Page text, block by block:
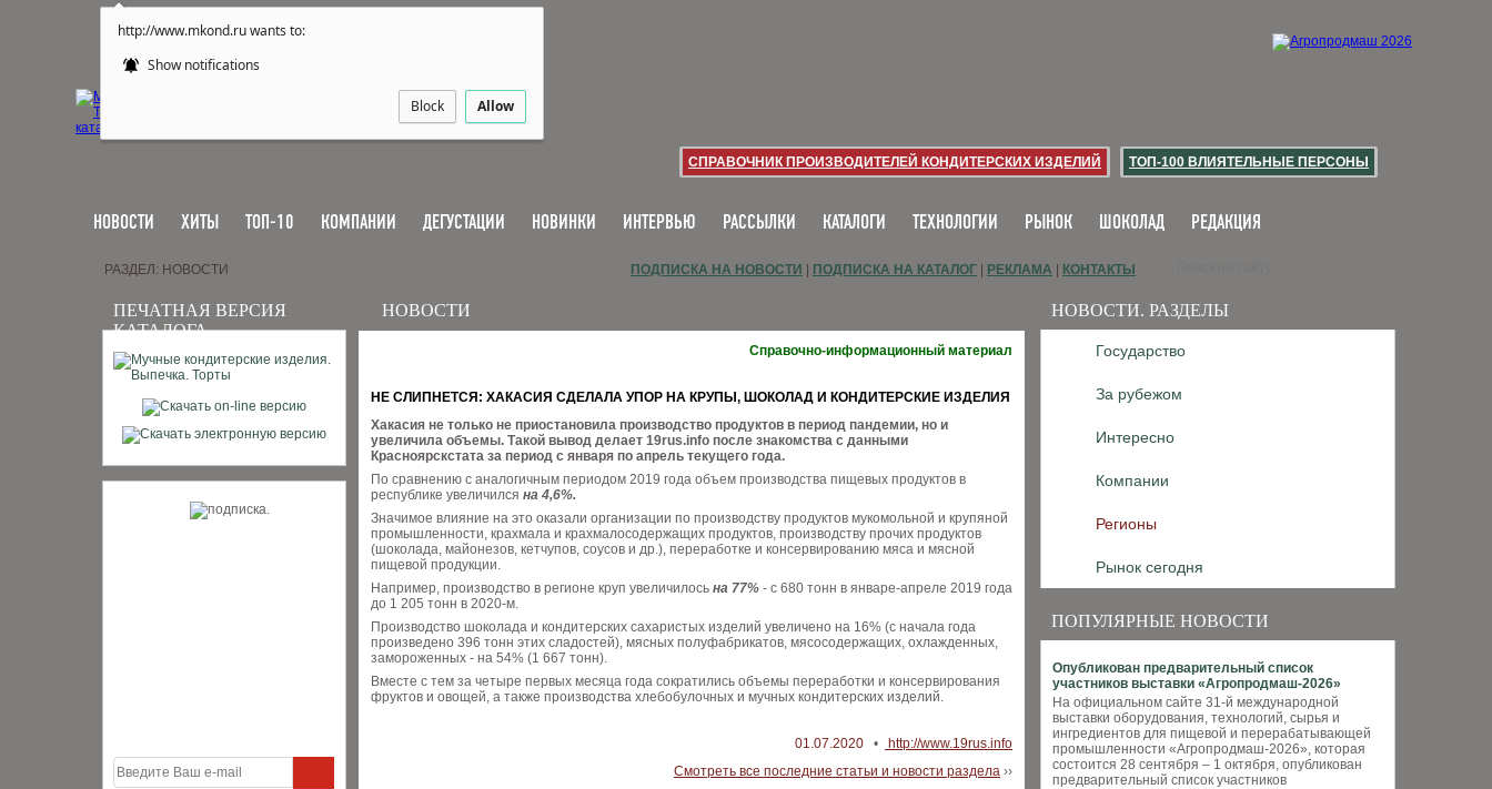
http://www.mkond.ru wants to:
Show notifications
Block Allow
СПРАВОЧНИК ПРОИЗВОДИТЕЛЕЙ КОНДИТЕРСКИХ ИЗДЕЛИЙ ТОП-100 ВЛИЯТЕЛЬНЫЕ ПЕРСОНЫ
НОВОСТИ ХИТЫ ТОП-10 КОМПАНИИ ДЕГУСТАЦИИ НОВИНКИ ИНТЕРВЬЮ РАССЫЛКИ КАТАЛОГИ ТЕХНОЛОГИИ РЫНОК ШОКОЛАД РЕДАКЦИЯ
ПЕЧАТНАЯ ВЕРСИЯ
КАТАЛОГА
НОВОСТИ. РАЗДЕЛЫ
Государство
За рубежом
Интересно
Компании
Регионы
Рынок сегодня
ПОПУЛЯРНЫЕ НОВОСТИ
Опубликован предварительный список
участников выставки «Агропродмаш-2026»
На официальном сайте 31-й международной
выставки оборудования, технологий, сырья и
ингредиентов для пищевой и перерабатывающей
промышленности «Агропродмаш-2026», которая
состоится 28 сентября – 1 октября, опубликован
предварительный список участников
РАЗДЕЛ: НОВОСТИ ПОДПИСКА НА НОВОСТИ ПОДПИСКА НА КАТАЛОГ РЕКЛАМА КОНТАКТЫ
НОВОСТИ
Справочно-информационный материал
НЕ СЛИПНЕТСЯ: ХАКАСИЯ СДЕЛАЛА УПОР НА КРУПЫ, ШОКОЛАД И КОНДИТЕРСКИЕ ИЗДЕЛИЯ
Хакасия не только не приостановила производство продуктов в период пандемии, но и
увеличила объемы. Такой вывод делает 19rus.info после знакомства с данными
Красноярскстата за период с января по апрель текущего года.
По сравнению с аналогичным периодом 2019 года объем производства пищевых продуктов в
республике увеличился на 4,6%.
Значимое влияние на это оказали организации по производству продуктов мукомольной и крупяной
промышленности, крахмала и крахмалосодержащих продуктов, производству прочих продуктов
(шоколада, майонезов, кетчупов, соусов и др.), переработке и консервированию мяса и мясной
пищевой продукции.
Например, производство в регионе круп увеличилось на 77% - с 680 тонн в январе-апреле 2019 года
до 1 205 тонн в 2020-м.
Производство шоколада и кондитерских сахаристых изделий увеличено на 16% (с начала года
произведено 396 тонн этих сладостей), мясных полуфабрикатов, мясосодержащих, охлажденных,
замороженных - на 54% (1 667 тонн).
Вместе с тем за четыре первых месяца года сократились объемы переработки и консервирования
фруктов и овощей, а также производства хлебобулочных и мучных кондитерских изделий.
01.07.2020 •
http://www.19rus.info
Смотреть все последние статьи и новости раздела ››